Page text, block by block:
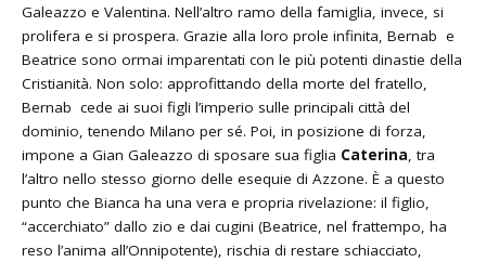
Galeazzo e Valentina. Nell’altro ramo della famiglia, invece, si
prolifera e si prospera. Grazie alla loro prole infinita, Bernab e
Beatrice sono ormai imparentati con le più potenti dinastie della
Cristianità. Non solo: approfittando della morte del fratello,
Bernab cede ai suoi figli l’imperio sulle principali città del
dominio, tenendo Milano per sé. Poi, in posizione di forza,
impone a Gian Galeazzo di sposare sua figlia Caterina , tra
l’altro nello stesso giorno delle esequie di Azzone. È a questo
punto che Bianca ha una vera e propria rivelazione: il figlio,
“accerchiato” dallo zio e dai cugini (Beatrice, nel frattempo, ha
reso l’anima all’Onnipotente), rischia di restare schiacciato,